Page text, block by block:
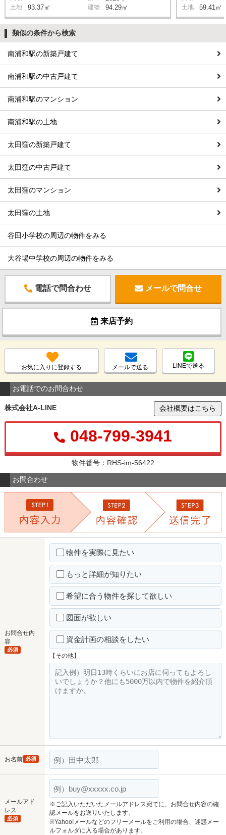
土地 93.37㎡ 建物 94.29㎡ 土地 59.41㎡
類似の条件から検索
南浦和駅の新築戸建て
南浦和駅の中古戸建て
南浦和駅のマンション
南浦和駅の土地
太田窪の新築戸建て
太田窪の中古戸建て
太田窪のマンション
太田窪の土地
谷田小学校の周辺の物件をみる
大谷場中学校の周辺の物件をみる
電話で問合わせ メールで問合せ
来店予約
お気に入りに登録する メールで送る LINEで送る
お電話でのお問合わせ
株式会社A-LINE 会社概要はこちら
048-799-3941
物件番号：RHS-im-56422
お問合わせ
お問合せ内
容
必須
物件を実際に見たい
もっと詳細が知りたい
希望に合う物件を探して欲しい
図面が欲しい
資金計画の相談をしたい
【その他】
お名前 必須
メールアド
レス
必須
※ご記入いただいたメールアドレス宛てに、お問合せ内容の確
認メールをお送りいたします。
※Yahoo!メールなどのフリーメールをご利用の場合、迷惑メー
ルフォルダに入る場合があります。